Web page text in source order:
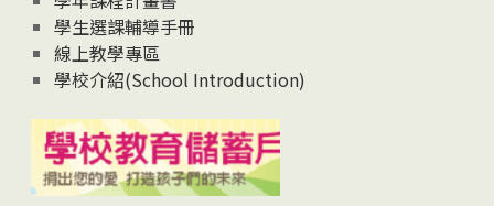
學生選課輔導手冊
線上教學專區
學校介紹(School Introduction)